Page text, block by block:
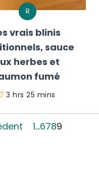
R
vrais blinis
sauce
herbes et
fumé
3 hrs 25 mins
1…6789